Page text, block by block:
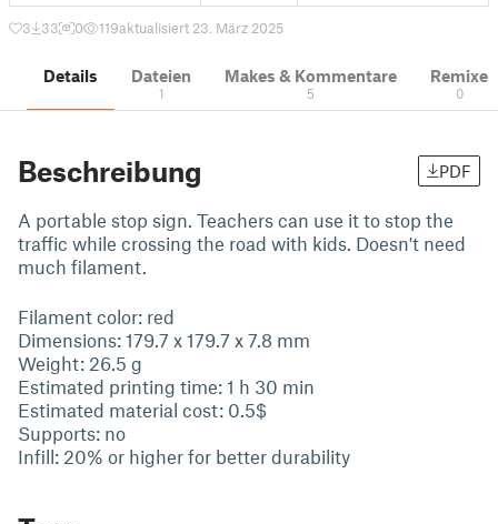
3 33 0 119aktualisiert 23. März 2025
Details Dateien
1
Makes & Kommentare
5
Remixe
0
Beschreibung PDF
A portable stop sign. Teachers can use it to stop the
traffic while crossing the road with kids. Doesn't need
much filament.
Filament color: red
Dimensions: 179.7 x 179.7 x 7.8 mm
Weight: 26.5 g
Estimated printing time: 1 h 30 min
Estimated material cost: 0.5$
Supports: no
Infill: 20% or higher for better durability